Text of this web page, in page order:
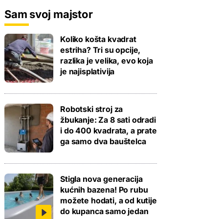
Sam svoj majstor
Koliko košta kvadrat
estriha? Tri su opcije,
razlika je velika, evo koja
je najisplativija
Robotski stroj za
žbukanje: Za 8 sati odradi
i do 400 kvadrata, a prate
ga samo dva bauštelca
Stigla nova generacija
kućnih bazena! Po rubu
možete hodati, a od kutije
do kupanca samo jedan